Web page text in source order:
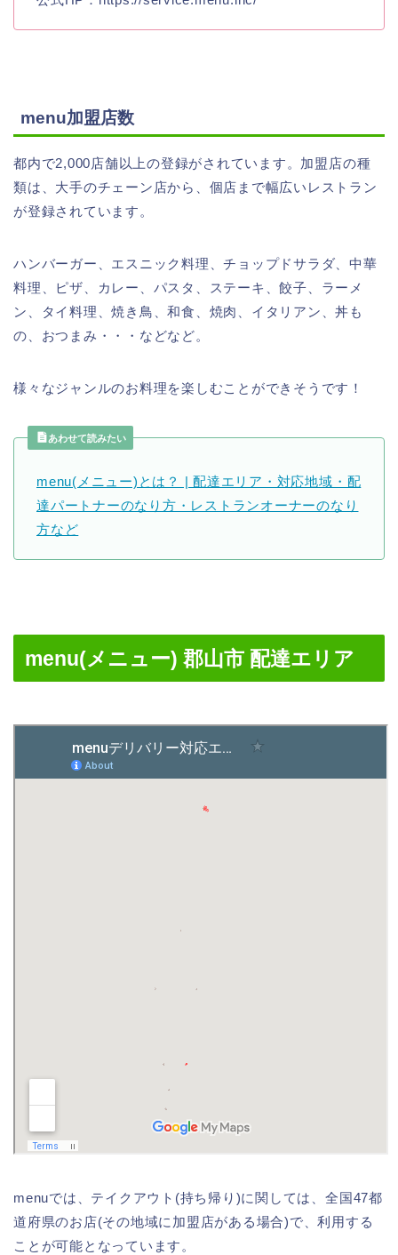
menu加盟店数
都内で2,000店舗以上の登録がされています。加盟店の種
類は、大手のチェーン店から、個店まで幅広いレストラン
が登録されています。
ハンバーガー、エスニック料理、チョップドサラダ、中華
料理、ピザ、カレー、パスタ、ステーキ、餃子、ラーメ
ン、タイ料理、焼き鳥、和食、焼肉、イタリアン、丼も
の、おつまみ・・・などなど。
様々なジャンルのお料理を楽しむことができそうです！
あわせて読みたい
menu(メニュー)とは？ | 配達エリア・対応地域・配
達パートナーのなり方・レストランオーナーのなり
方など
menu(メニュー) 郡山市 配達エリア
menuでは、テイクアウト(持ち帰り)に関しては、全国47都
道府県のお店(その地域に加盟店がある場合)で、利用する
ことが可能となっています。